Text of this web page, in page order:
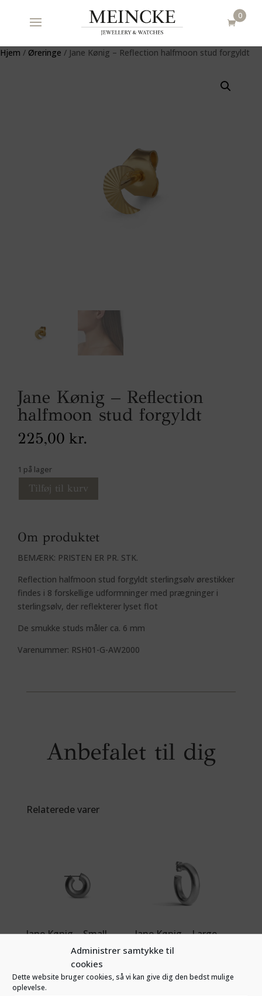
Administrer samtykke til
cookies
Dette website bruger cookies, så vi kan give dig den bedst mulige
oplevelse.
0
Hjem / Øreringe / Jane Kønig – Reflection halfmoon stud forgyldt
Jane Kønig – Reflection
halfmoon stud forgyldt
225,00 kr.
1 på lager
Tilføj til kurv
Om produktet
BEMÆRK: PRISTEN ER PR. STK.
Reflection halfmoon stud forgyldt sterlingsølv ørestikker
findes i 8 forskellige udformninger med prægninger i
sterlingsølv, der reflekterer lyset flot
De smukke studs måler ca. 6 mm
Varenummer: RSH01-G-AW2000
Anbefalet til dig
Relaterede varer
Jane Kønig – Small Jane Kønig – Large
575,00 kr.